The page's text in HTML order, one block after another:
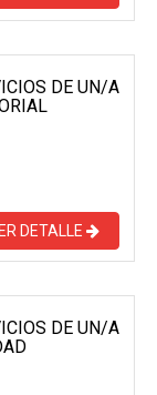
DE UN/A
DETALLE
DE UN/A